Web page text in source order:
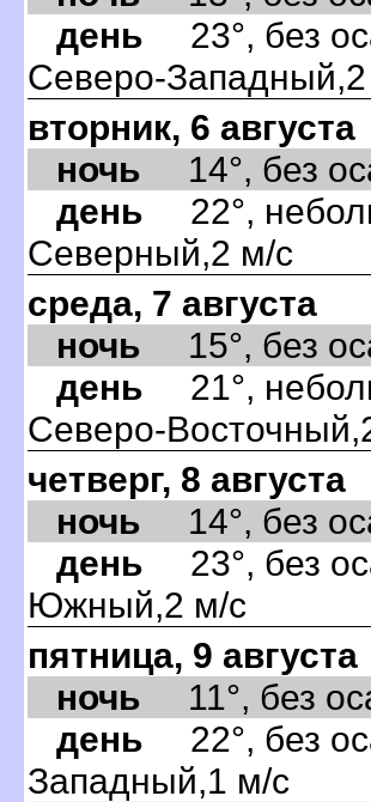
день 23°, без
Северо-
вторник, 6 августа
ночь 14°, без
день 22°,
Северный,2 м/с
среда, 7 августа
ночь 15°, без
день 21°,
Северо-
четверг, 8 августа
ночь 14°, без
день 23°, без
Южный,2 м/с
пятница, 9 августа
ночь 11°, без
день 22°, без
Западный,1 м/с